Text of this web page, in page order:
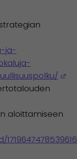
ja-
aloittamiseen